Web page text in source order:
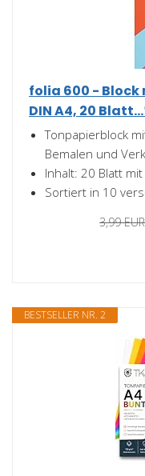
folia 600 - Block
DIN A4, 20
Tonpapierblock
Bemalen und
Inhalt: 20 Blatt
Sortiert in 10
3,99 EUR
BESTSELLER NR. 2